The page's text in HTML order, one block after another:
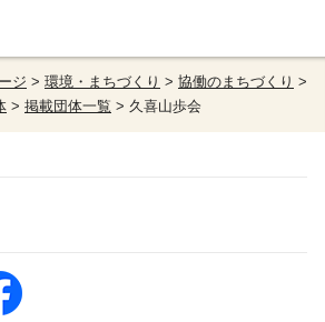
ジ > 環境・まちづくり > 協働のまちづくり >
> 掲載団体一覧 > 久喜山歩会